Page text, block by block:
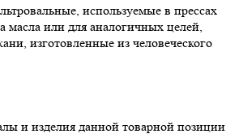
используемые в прессах
масла или для аналогичных целей,
изготовленные из человеческого
и изделия данной товарной позиции